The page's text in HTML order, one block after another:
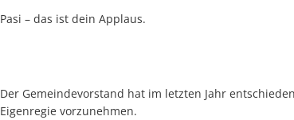
Pasi – das ist dein Applaus.
Der Gemeindevorstand hat im letzten Jahr
Eigenregie vorzunehmen.